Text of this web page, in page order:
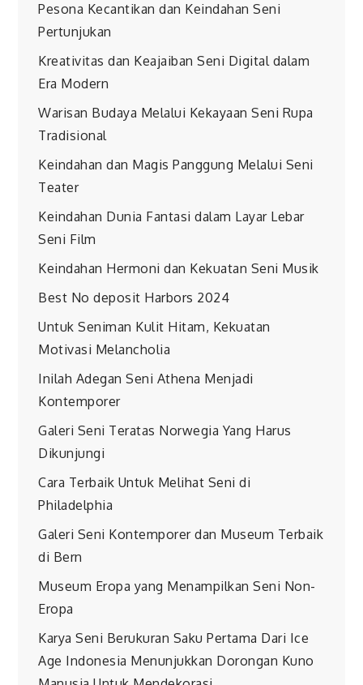
Pesona Kecantikan dan Keindahan Seni
Pertunjukan
Kreativitas dan Keajaiban Seni Digital dalam
Era Modern
Warisan Budaya Melalui Kekayaan Seni Rupa
Tradisional
Keindahan dan Magis Panggung Melalui Seni
Teater
Keindahan Dunia Fantasi dalam Layar Lebar
Seni Film
Keindahan Hermoni dan Kekuatan Seni Musik
Best No deposit Harbors 2024
Untuk Seniman Kulit Hitam, Kekuatan
Motivasi Melancholia
Inilah Adegan Seni Athena Menjadi
Kontemporer
Galeri Seni Teratas Norwegia Yang Harus
Dikunjungi
Cara Terbaik Untuk Melihat Seni di
Philadelphia
Galeri Seni Kontemporer dan Museum Terbaik
di Bern
Museum Eropa yang Menampilkan Seni Non-
Eropa
Karya Seni Berukuran Saku Pertama Dari Ice
Age Indonesia Menunjukkan Dorongan Kuno